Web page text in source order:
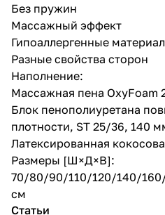
Без пружин
Массажный эффект
Гипоаллергенные
Разные свойства сторон
Наполнение:
Массажная пена OxyFoam
Блок пенополиуретана
плотности, ST 25/36, 140
Латексированная
Размеры [Ш×Д×В]:
70/80/90/110/120/140/
см
Статьи